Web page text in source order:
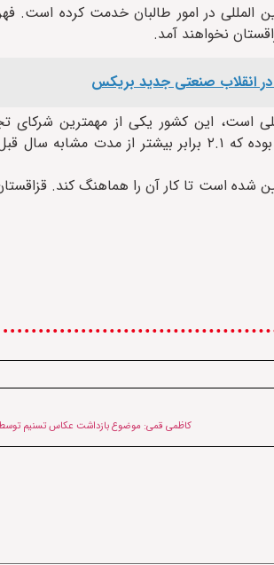
المللی در امور طالبان خدمت کرده است.
انقلاب صنعتی جدید بریکس
است، این کشور یکی از مهمترین شرکای
شده است تا کار آن را هماهنگ کند.
کاظمی قمی: موضوع بازداشت عکاس تسنیم